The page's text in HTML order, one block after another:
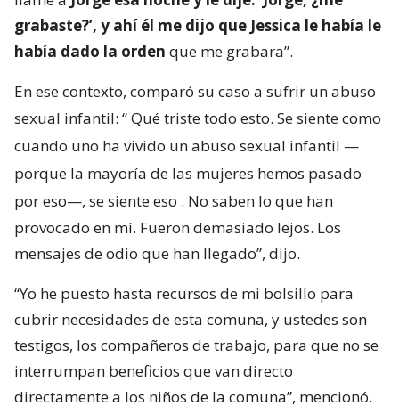
grabaste?’, y ahí él me dijo que Jessica le había le
había dado la orden que me grabara”.
En ese contexto, comparó su caso a sufrir un abuso
sexual infantil: “Qué triste todo esto. Se siente como
cuando uno ha vivido un abuso sexual infantil —
porque la mayoría de las mujeres hemos pasado
por eso—, se siente eso . No saben lo que han
provocado en mí. Fueron demasiado lejos. Los
mensajes de odio que han llegado”, dijo.
“Yo he puesto hasta recursos de mi bolsillo para
cubrir necesidades de esta comuna, y ustedes son
testigos, los compañeros de trabajo, para que no se
interrumpan beneficios que van directo
directamente a los niños de la comuna”, mencionó.